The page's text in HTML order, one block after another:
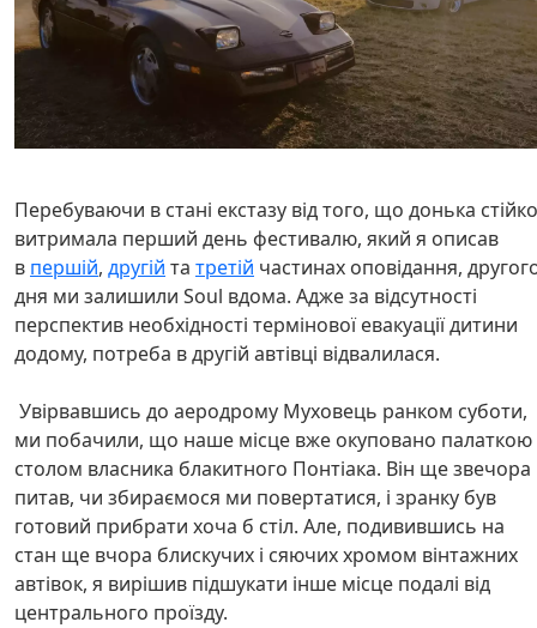
Перебуваючи в стані екстазу від того, що донька стійко
витримала перший день фестивалю, який я описав
в першій, другій та третій частинах оповідання,
дня ми залишили Soul вдома. Адже за відсутності
перспектив необхідності термінової евакуації дитини
додому, потреба в другій автівці відвалилася.
Увірвавшись до аеродрому Муховець ранком суботи,
ми побачили, що наше місце вже окуповано палаткою
столом власника блакитного Понтіака. Він ще звечора
питав, чи збираємося ми повертатися, і зранку був
готовий прибрати хоча б стіл. Але, подивившись на
стан ще вчора блискучих і сяючих хромом вінтажних
автівок, я вирішив підшукати інше місце подалі від
центрального проїзду.